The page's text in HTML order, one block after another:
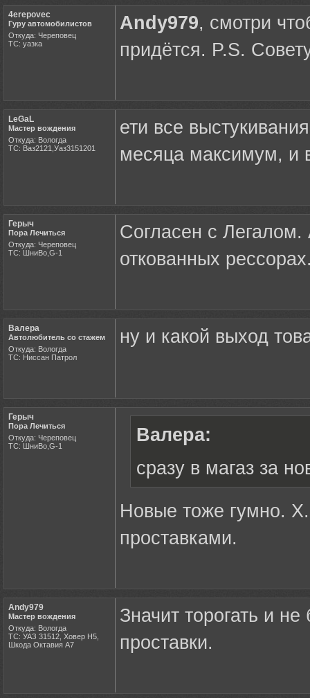
4erepovec
Гуру автомобилистов
Откуда: Череповец
ТС: уазка
Andy979, смотри
придётся. P.S.
LeGaL
Мастер вождения
Откуда: Вологда
ТС: Ваз2121,Уаз3151201
ети все
месяца максимум, и
Герыч
Пора Лечиться
Откуда: Череповец
ТС: ШниВо,G-1
Согласен с
откованных
Валера
Автолюбитель со стажем
Откуда: Вологда
ТС: Ниссан Патрол
ну и какой выход
Герыч
Пора Лечиться
Откуда: Череповец
ТС: ШниВо,G-1
Валера:
сразу в магаз за
Новые тоже гумно.
проставками.
Andy979
Мастер вождения
Откуда: Вологда
ТС: УАЗ 31512, Ховер Н5,
Шкода Октавия А7
Значит торогать и
проставки.